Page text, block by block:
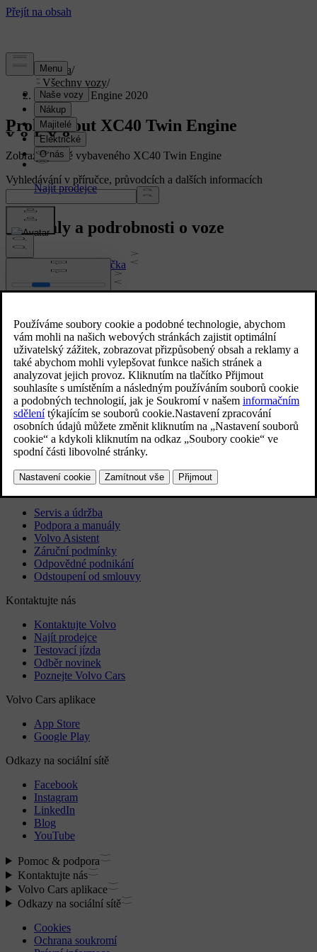
Podpora/
Všechny vozy/
XC40 Twin Engine 2020
Prohlédnout XC40 Twin Engine
Zobrazení plně vybaveného XC40 Twin Engine
Vyhledávání v příručce, průvodcích a dalších informacích
Manuály a podrobnosti o voze
Uživatelská příručka
Software vozidla
Exteriér
Regulační informace
Stáhněte si aplikaci
Podívejte se na nejnovější aktualizace softwaru
Stáhnout mapy